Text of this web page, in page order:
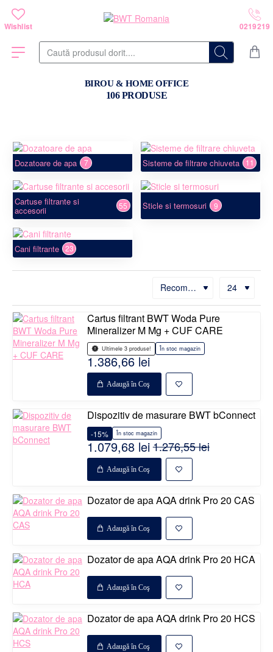
Caută
BIROU & HOME OFFICE
106 PRODUSE
Dozatoare de apa 7 Sisteme de filtrare chiuveta 11
Cartuse filtrante si
accesorii 55 Sticle si termosuri 9
Cani filtrante 23
Cartus filtrant BWT Woda Pure
Mineralizer M Mg + CUF CARE
Ultimele 3 produse! În stoc magazin
1.386,66 lei
Adaugă în Coş
Dispozitiv de masurare BWT bConnect
În stoc magazin
-15%
1.079,68 lei1.276,55 lei
Adaugă în Coş
Disponibil la comanda
Dozator de apa AQA drink Pro 20 CAS
Adaugă în Coş
Disponibil la comanda
Dozator de apa AQA drink Pro 20 HCA
Adaugă în Coş
Dozator de apa AQA drink Pro 20 HCS
Adaugă în Coş